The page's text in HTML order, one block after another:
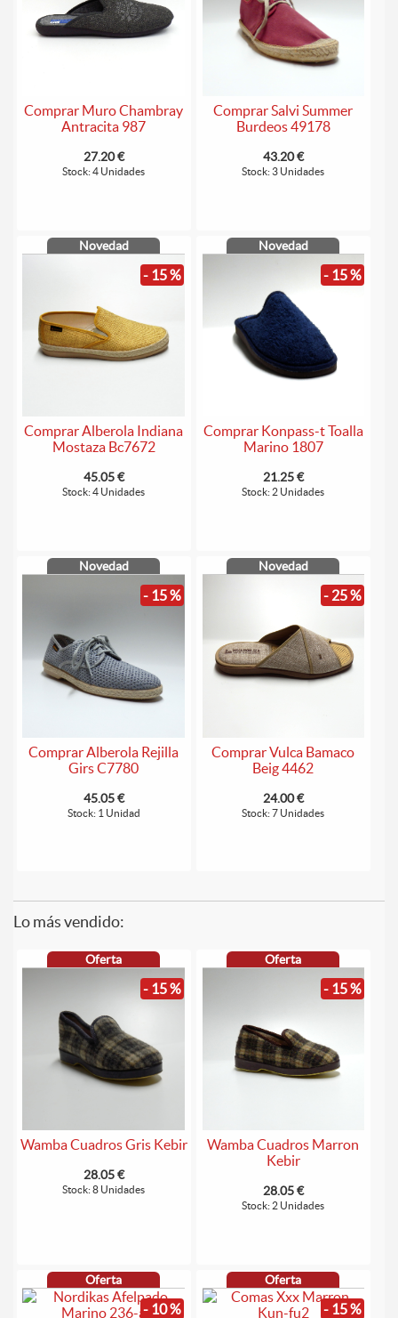
Comprar Muro Chambray
Antracita 987
27.20 €
Stock: 4 Unidades
Comprar Salvi Summer
Burdeos 49178
43.20 €
Stock: 3 Unidades
Novedad
- 15 %
Comprar Alberola Indiana
Mostaza Bc7672
45.05 €
Stock: 4 Unidades
Novedad
- 15 %
Comprar Konpass-t Toalla
Marino 1807
21.25 €
Stock: 2 Unidades
Novedad
- 15 %
Comprar Alberola Rejilla
Girs C7780
45.05 €
Stock: 1 Unidad
Novedad
- 25 %
Comprar Vulca Bamaco
Beig 4462
24.00 €
Stock: 7 Unidades
Lo más vendido:
Oferta
- 15 %
Wamba Cuadros Gris Kebir
28.05 €
Stock: 8 Unidades
Oferta
- 15 %
Wamba Cuadros Marron
Kebir
28.05 €
Stock: 2 Unidades
Oferta
- 10 %
Oferta
- 15 %